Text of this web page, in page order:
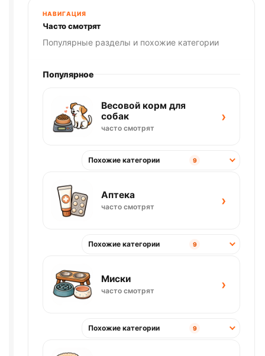
НАВИГАЦИЯ
Часто смотрят
Популярные разделы и похожие категории
Популярное
Весовой корм для
собак
часто смотрят
›
Похожие категории 9
Аптека
часто смотрят ›
Похожие категории 9
Миски
часто смотрят ›
Похожие категории 9